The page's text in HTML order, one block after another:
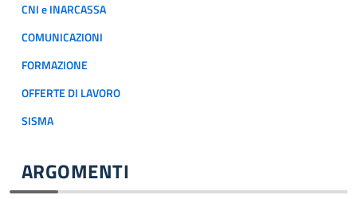
CNI e INARCASSA
COMUNICAZIONI
FORMAZIONE
OFFERTE DI LAVORO
SISMA
ARGOMENTI